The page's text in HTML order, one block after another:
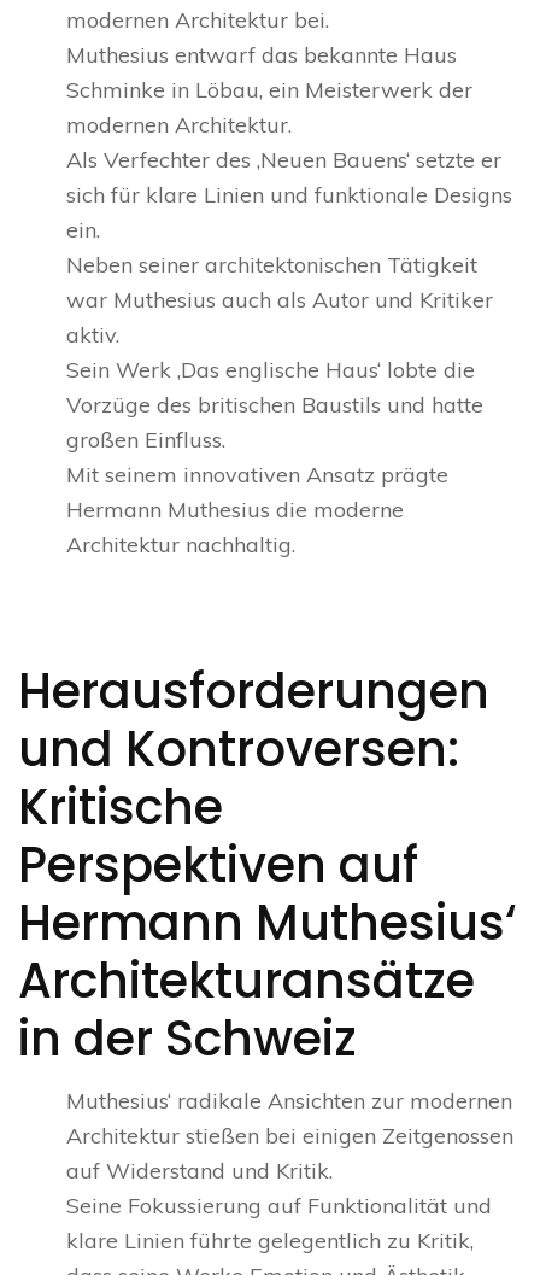
modernen Architektur bei.
Muthesius entwarf das bekannte Haus
Schminke in Löbau, ein Meisterwerk der
modernen Architektur.
Als Verfechter des ‚Neuen Bauens‘ setzte er
sich für klare Linien und funktionale Designs
ein.
Neben seiner architektonischen Tätigkeit
war Muthesius auch als Autor und Kritiker
aktiv.
Sein Werk ‚Das englische Haus‘ lobte die
Vorzüge des britischen Baustils und hatte
großen Einfluss.
Mit seinem innovativen Ansatz prägte
Hermann Muthesius die moderne
Architektur nachhaltig.
Herausforderungen
und Kontroversen:
Kritische
Perspektiven auf
Hermann Muthesius‘
Architekturansätze
in der Schweiz
Muthesius‘ radikale Ansichten zur modernen
Architektur stießen bei einigen Zeitgenossen
auf Widerstand und Kritik.
Seine Fokussierung auf Funktionalität und
klare Linien führte gelegentlich zu Kritik,